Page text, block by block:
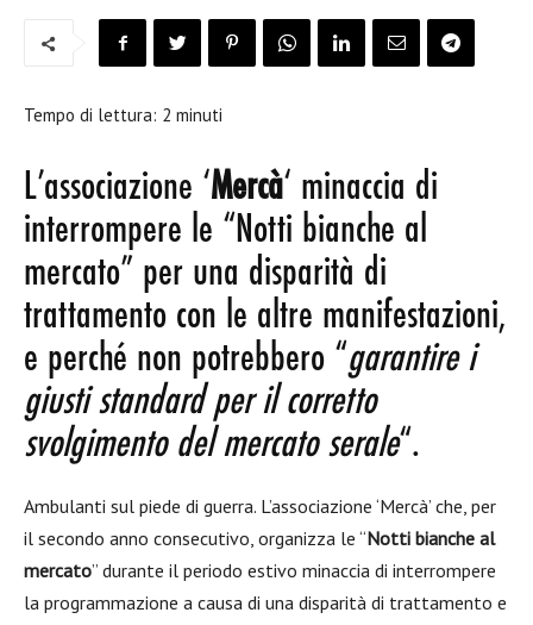
Tempo di lettura: 2 minuti
L’associazione ‘Mercà‘ minaccia di
interrompere le “Notti bianche al
mercato” per una disparità di
trattamento con le altre manifestazioni,
e perché non potrebbero “garantire i
giusti standard per il corretto
svolgimento del mercato serale“.
Ambulanti sul piede di guerra. L’associazione ‘Mercà’ che, per
il secondo anno consecutivo, organizza le “Notti bianche al
mercato” durante il periodo estivo minaccia di interrompere
la programmazione a causa di una disparità di trattamento e